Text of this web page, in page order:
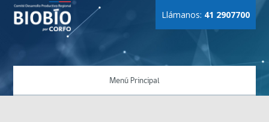
Llámanos: 41 2907700
Menú Principal